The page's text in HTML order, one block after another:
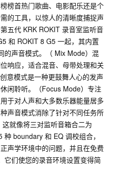
榜首热门歌曲、电影配乐还是个
的工具，以惊人的清晰度捕捉声
五代 KRK ROKIT 录音室监听音
和 ROKIT 8 G5 一起，其内置
的声音模式。（ Mix Mode）混
响应，适合混音、母带处理和关
意模式是一种更鼓舞人心的发声
闲聆听。（Focus Mode）专注
于对人声和大多数乐器能量居多
声音模式消除了针对不同任务所
就像将三对监听音箱合二为
boundary 和 EQ 调校组合，
声学环境中的问题，并且在免费
它们使您的录音环境设置变得简